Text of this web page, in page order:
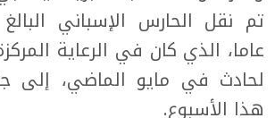
عاما، الذي كان في الرعاية
لحادث في مايو الماضي، إلى
هذا الأسبوع.